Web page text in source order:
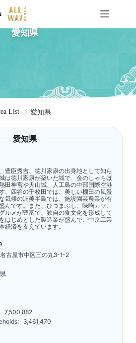
愛知県
List 愛知県
愛知県
豊臣秀吉、徳川家康の出身地として知ら
は徳川家康が築いた城で、金のしゃちほ
田神宮や犬山城、人工島の中部国際空港
。四谷の千枚田では、美しい棚田の風景
気候の渥美半島では、施設園芸農業が有
んです。また、ひつまぶし、味噌カツ、
ルメが豊富で、独自の食文化を形成して
はじめとした製造業が盛んで、中京工業
経済を支えています。
古屋市中区三の丸3-1-2
7,500,882
3,461,470